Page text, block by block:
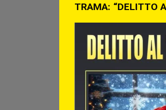
TRAMA: “DELITTO